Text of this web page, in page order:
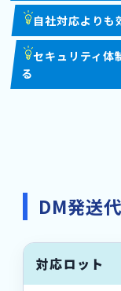
自社対応よりも
セキュリティ体
る
DM発送
対応ロット